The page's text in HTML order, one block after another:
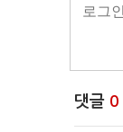
댓글 0